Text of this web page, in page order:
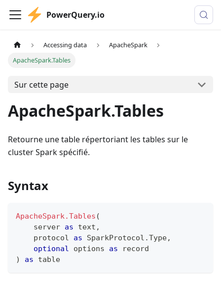
PowerQuery.io
Accessing data
ApacheSpark
ApacheSpark.Tables
Sur cette page
ApacheSpark.Tables
Retourne une table répertoriant les tables sur le
cluster Spark spécifié.
Syntax
ApacheSpark.Tables (
    server
as text ,
    protocol
as SparkProtocol.Type,
optional options as
record
)
as table